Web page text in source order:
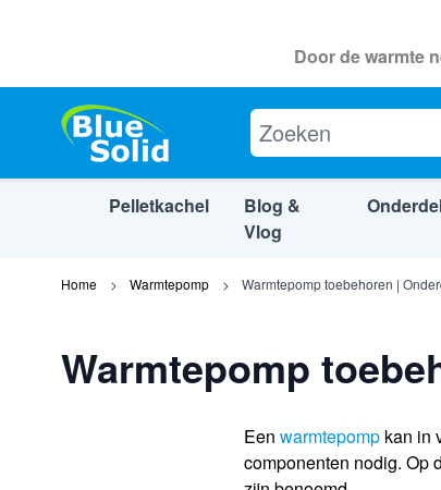
Door de warmte
Pelletkachel
Blog &
Vlog
Home Warmtepomp Warmtepomp toebehoren |
Warmtepomp
Een warmtepomp kan in
componenten nodig. Op